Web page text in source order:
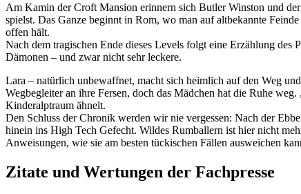
Am Kamin der Croft Mansion erinnern sich Butler Winston und
spielst. Das Ganze beginnt in Rom, wo man auf altbekannte
offen hält.
Nach dem tragischen Ende dieses Levels folgt eine Erzählung des
Dämonen – und zwar nicht sehr leckere.
Lara – natürlich unbewaffnet, macht sich heimlich auf den Weg
Wegbegleiter an ihre Fersen, doch das Mädchen hat die Ruhe
Kinderalptraum ähnelt.
Den Schluss der Chronik werden wir nie vergessen: Nach der
hinein ins High Tech Gefecht. Wildes Rumballern ist hier nicht
Anweisungen, wie sie am besten tückischen Fällen ausweichen
Zitate und Wertungen der Fachpresse